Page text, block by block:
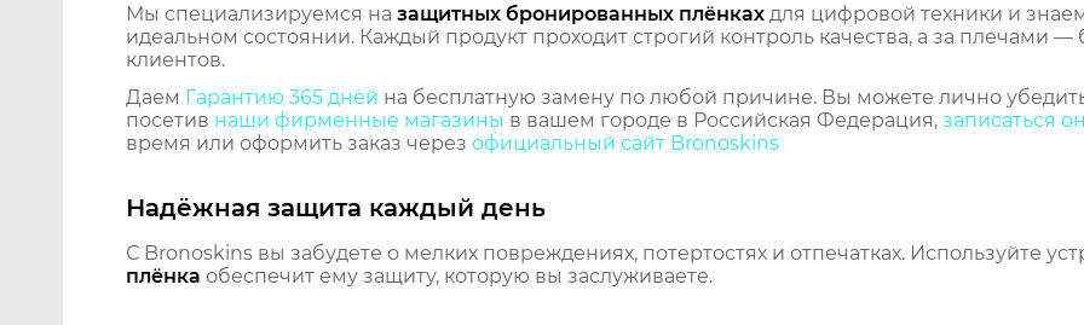
Мы специализируемся на защитных бронированных плёнках для цифровой техники и
идеальном состоянии. Каждый продукт проходит строгий контроль качества, а за плечами
клиентов.
Даем Гарантию 365 дней на бесплатную замену по любой причине. Вы можете лично
посетив наши фирменные магазины в вашем городе в Российская Федерация, записаться
время или оформить заказ через официальный сайт Bronoskins
Надёжная защита каждый день
С Bronoskins вы забудете о мелких повреждениях, потертостях и отпечатках. Используйте
плёнка обеспечит ему защиту, которую вы заслуживаете.